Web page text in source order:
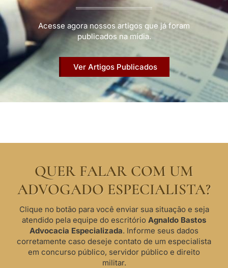
Acesse agora nossos artigos que já foram
publicados na mídia.
Ver Artigos Publicados
QUER FALAR COM UM
ADVOGADO ESPECIALISTA?
Clique no botão para você enviar sua situação e seja
atendido pela equipe do escritório Agnaldo Bastos
Advocacia Especializada. Informe seus dados
corretamente caso deseje contato de um especialista
em concurso público, servidor público e direito
militar.